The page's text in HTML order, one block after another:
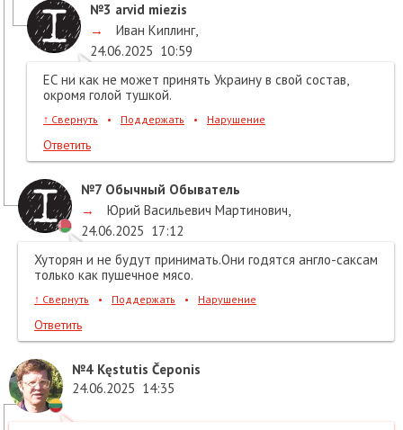
№3 arvid miezis
→
Иван Киплинг,
24.06.2025 10:59
ЕС ни как не может принять Украину в свой состав,
окромя голой тушкой.
↑ Свернуть • Поддержать • Нарушение
Ответить
№7 Обычный Обыватель
→
Юрий Васильевич Мартинович,
24.06.2025 17:12
Хуторян и не будут принимать.Они годятся англо-саксам
только как пушечное мясо.
↑ Свернуть • Поддержать • Нарушение
Ответить
№4 Kęstutis Čeponis
24.06.2025 14:35